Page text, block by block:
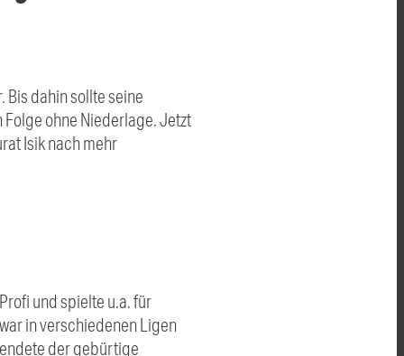
dahin sollte seine
ohne Niederlage. Jetzt
Isik nach mehr
und spielte u.a. für
in verschiedenen Ligen
der gebürtige